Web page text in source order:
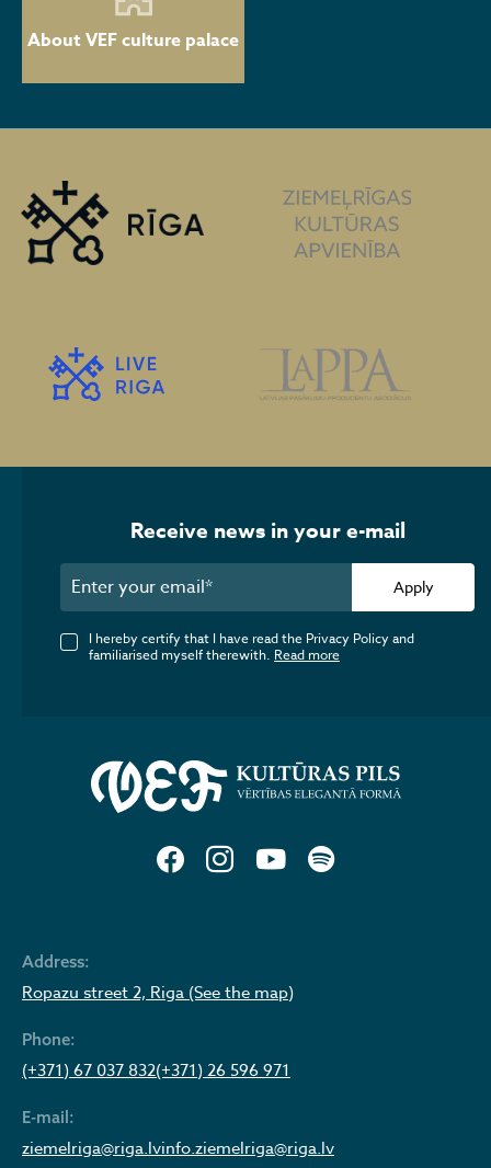
About VEF culture palace
Address:
Ropazu street 2, Riga (See the map)
Phone:
(+371) 67 037 832(+371) 26 596 971
E-mail:
ziemelriga@riga.lvinfo.ziemelriga@riga.lv
Receive news in your e-mail
Apply
I hereby certify that I have read the Privacy Policy and
familiarised myself therewith. Read more